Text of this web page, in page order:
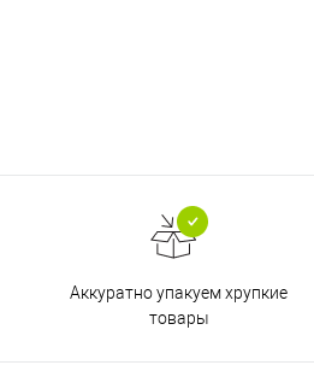
Аккуратно упакуем хрупкие
товары